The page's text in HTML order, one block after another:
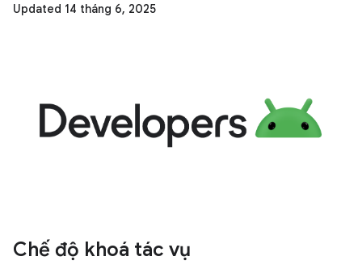
Updated 14 tháng 6, 2025
Chế độ khoá tác vụ